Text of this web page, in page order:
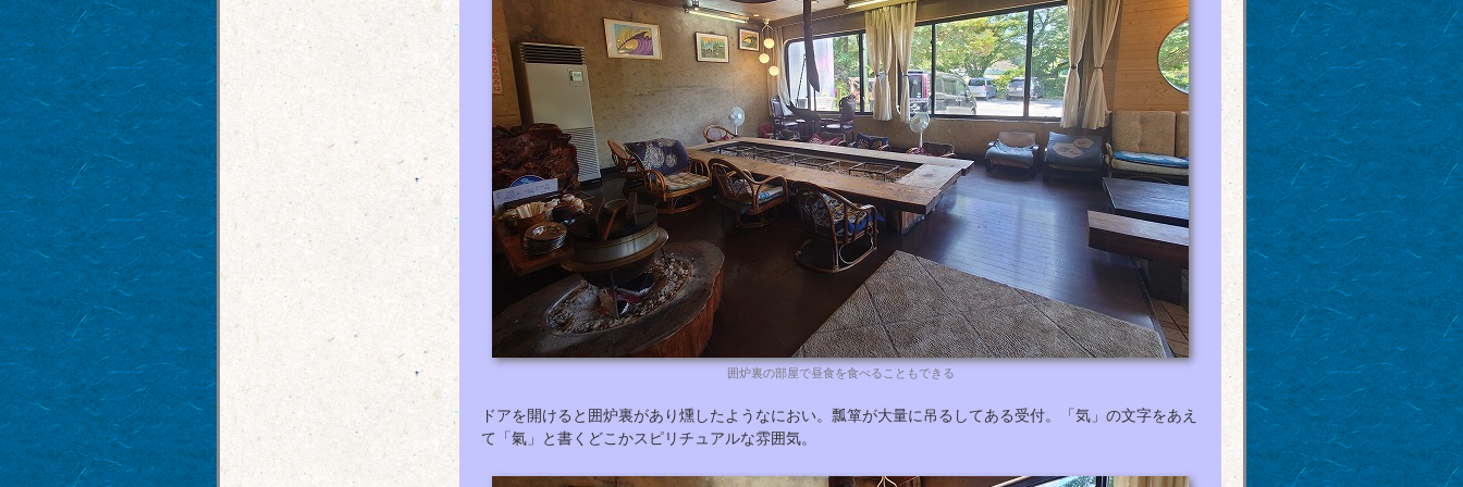
囲炉裏の部屋で昼食を食べることもできる
ドアを開けると囲炉裏があり燻したようなにおい。瓢箪が大量に吊るしてある受付。「気」の文字をあえ
て「氣」と書くどこかスピリチュアルな雰囲気。